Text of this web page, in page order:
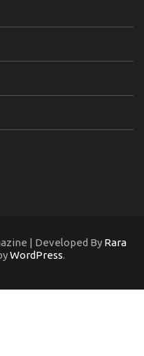
| Developed By Rara
WordPress.